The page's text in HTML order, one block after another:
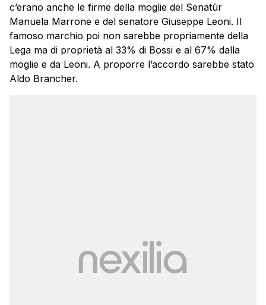
c’erano anche le firme della moglie del Senatùr
Manuela Marrone e del senatore Giuseppe Leoni. Il
famoso marchio poi non sarebbe propriamente della
Lega ma di proprietà al 33% di Bossi e al 67% dalla
moglie e da Leoni. A proporre l’accordo sarebbe stato
Aldo Brancher.